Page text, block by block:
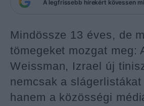
A legfrissebb hírekért kövessen
Mindössze 13 éves, de
tömegeket mozgat meg:
Weissman, Izrael új
nemcsak a slágerlistákat
hanem a közösségi